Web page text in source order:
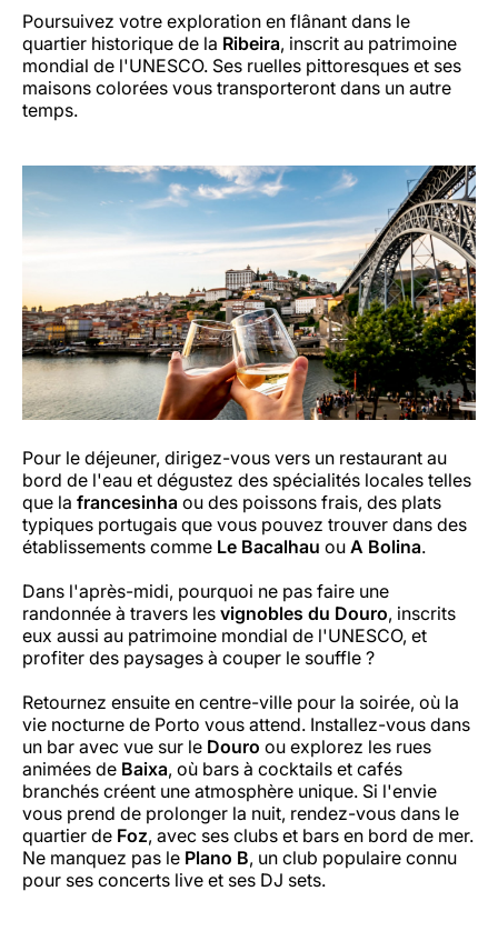
Poursuivez votre exploration en flânant dans le
quartier historique de la Ribeira, inscrit au patrimoine
mondial de l'UNESCO. Ses ruelles pittoresques et ses
maisons colorées vous transporteront dans un autre
temps.
Pour le déjeuner, dirigez-vous vers un restaurant au
bord de l'eau et dégustez des spécialités locales telles
que la francesinha ou des poissons frais, des plats
typiques portugais que vous pouvez trouver dans des
établissements comme Le Bacalhau ou A Bolina.
Dans l'après-midi, pourquoi ne pas faire une
randonnée à travers les vignobles du Douro, inscrits
eux aussi au patrimoine mondial de l'UNESCO, et
profiter des paysages à couper le souffle ?
Retournez ensuite en centre-ville pour la soirée, où la
vie nocturne de Porto vous attend. Installez-vous dans
un bar avec vue sur le Douro ou explorez les rues
animées de Baixa, où bars à cocktails et cafés
branchés créent une atmosphère unique. Si l'envie
vous prend de prolonger la nuit, rendez-vous dans le
quartier de Foz, avec ses clubs et bars en bord de mer.
Ne manquez pas le Plano B, un club populaire connu
pour ses concerts live et ses DJ sets.